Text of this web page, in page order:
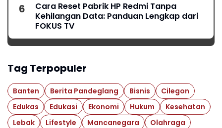
Cara Reset Pabrik HP Redmi Tanpa
Kehilangan Data: Panduan Lengkap dari
FOKUS TV
Tag Terpopuler
Banten Berita Pandeglang Bisnis
Cilegon
Edukas
Edukasi Ekonomi Hukum
Kesehatan
Lebak
Lifestyle Mancanegara
Olahraga